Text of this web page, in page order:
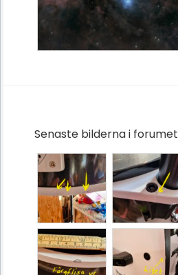
Senaste bilderna i forumet